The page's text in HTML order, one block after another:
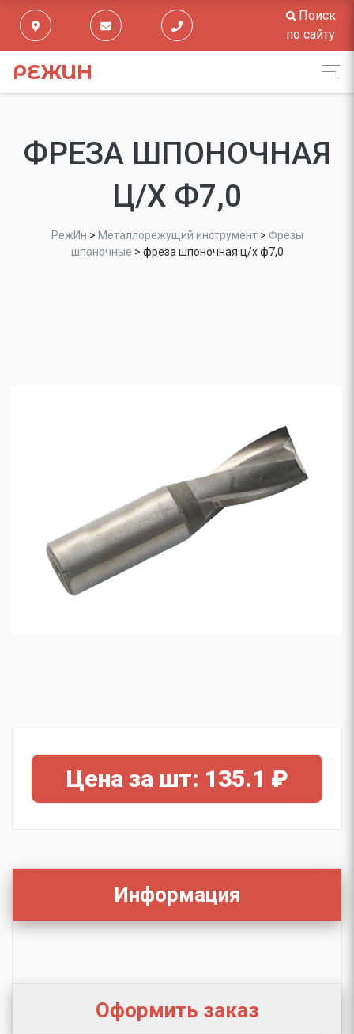
Поиск
по сайту
РЕЖИН
ФРЕЗА ШПОНОЧНАЯ
Ц/Х Ф7,0
РежИн > Металлорежущий инструмент> Фрезы
шпоночные > фреза шпоночная ц/х ф7,0
Цена за шт: 135.1 ₽
Информация
Оформить заказ